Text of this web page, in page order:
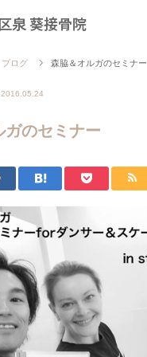
泉 葵接骨院
ブログ 森脇＆オルガのセミナー
2016.05.24
ガのセミナー